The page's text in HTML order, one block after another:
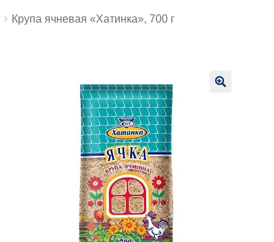
Крупа ячневая «Хатинка», 700 г